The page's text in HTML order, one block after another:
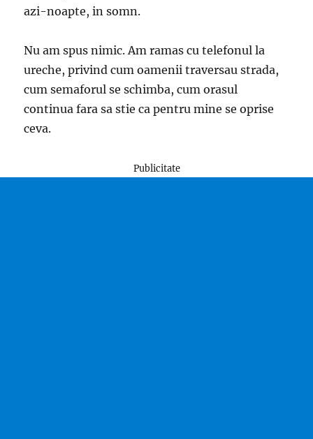
azi-noapte, in somn.
Nu am spus nimic. Am ramas cu telefonul la
ureche, privind cum oamenii traversau strada,
cum semaforul se schimba, cum orasul
continua fara sa stie ca pentru mine se oprise
ceva.
Publicitate